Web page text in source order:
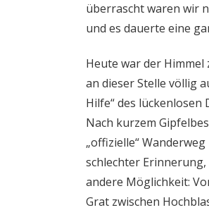
überrascht waren wir
und es dauerte eine
Heute war der
an dieser Stelle völlig
Hilfe“ des
Nach kurzem
„offizielle“
schlechter
andere Möglichkeit:
Grat zwischen